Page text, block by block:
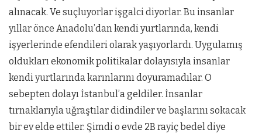
alınacak. Ve suçluyorlar işgalci diyorlar. Bu insanlar
yıllar önce Anadolu’dan kendi yurtlarında, kendi
işyerlerinde efendileri olarak yaşıyorlardı. Uygulamış
oldukları ekonomik politikalar dolayısıyla insanlar
kendi yurtlarında karınlarını doyuramadılar. O
sebepten dolayı İstanbul’a geldiler. İnsanlar
tırnaklarıyla uğraştılar didindiler ve başlarını sokacak
bir ev elde ettiler. Şimdi o evde 2B rayiç bedel diye